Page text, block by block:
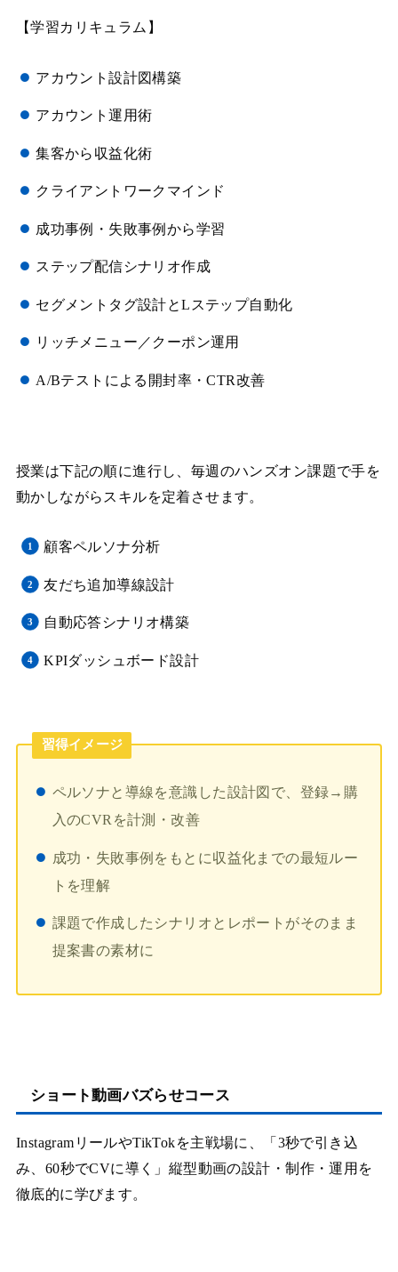
【学習カリキュラム】
アカウント設計図構築
アカウント運用術
集客から収益化術
クライアントワークマインド
成功事例・失敗事例から学習
ステップ配信シナリオ作成
セグメントタグ設計とLステップ自動化
リッチメニュー／クーポン運用
A/Bテストによる開封率・CTR改善
授業は下記の順に進行し、毎週のハンズオン課題で手を
動かしながらスキルを定着させます。
顧客ペルソナ分析
友だち追加導線設計
自動応答シナリオ構築
KPIダッシュボード設計
習得イメージ
ペルソナと導線を意識した設計図で、登録→購
入のCVRを計測・改善
成功・失敗事例をもとに収益化までの最短ルー
トを理解
課題で作成したシナリオとレポートがそのまま
提案書の素材に
ショート動画バズらせコース
InstagramリールやTikTokを主戦場に、「3秒で引き込
み、60秒でCVに導く」縦型動画の設計・制作・運用を
徹底的に学びます。